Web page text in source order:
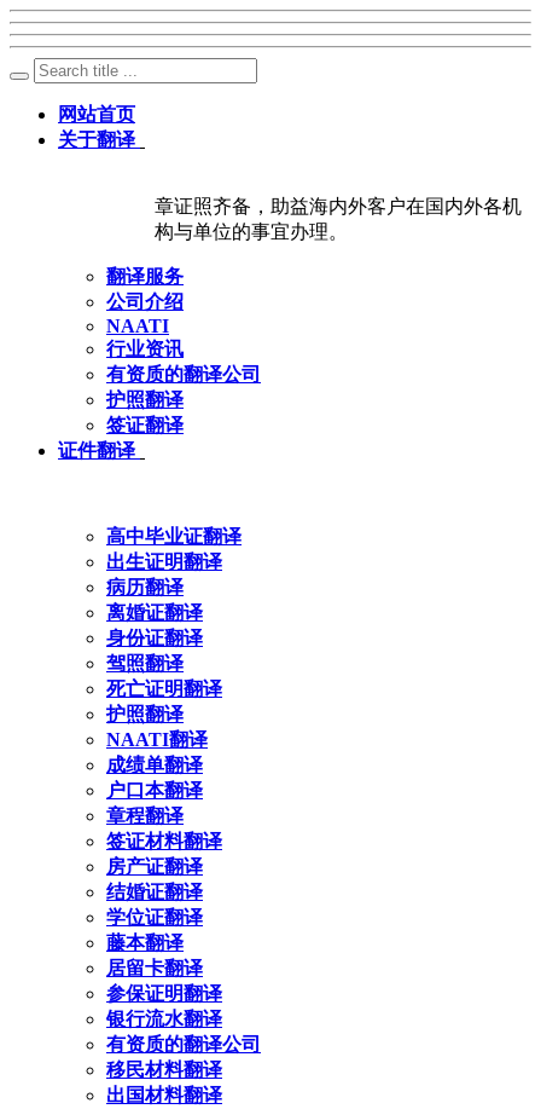
网站首页
关于翻译
章证照齐备，助益海内外客户在国内外各机
构与单位的事宜办理。
翻译服务
公司介绍
NAATI
行业资讯
有资质的翻译公司
护照翻译
签证翻译
证件翻译
高中毕业证翻译
出生证明翻译
病历翻译
离婚证翻译
身份证翻译
驾照翻译
死亡证明翻译
护照翻译
NAATI翻译
成绩单翻译
户口本翻译
章程翻译
签证材料翻译
房产证翻译
结婚证翻译
学位证翻译
藤本翻译
居留卡翻译
参保证明翻译
银行流水翻译
有资质的翻译公司
移民材料翻译
出国材料翻译